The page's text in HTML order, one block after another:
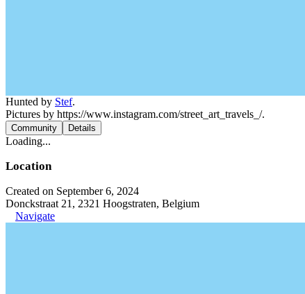
Hunted by Stef.
Pictures by https://www.instagram.com/street_art_travels_/.
Community Details
Loading...
Location
Created on September 6, 2024
Donckstraat 21, 2321 Hoogstraten, Belgium
Navigate